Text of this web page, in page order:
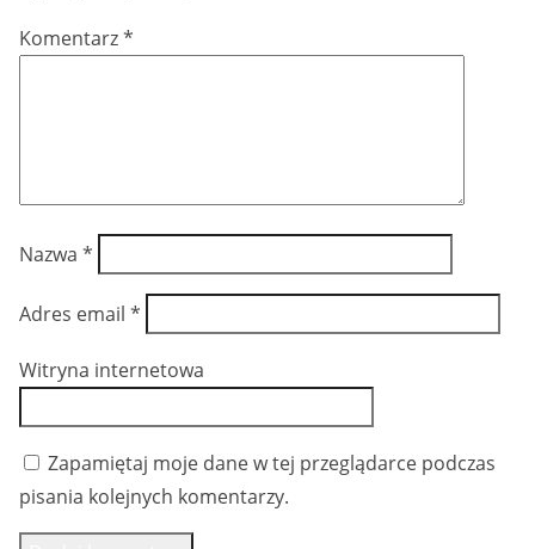
Komentarz*
Nazwa *
Adres email *
Witryna internetowa
Zapamiętaj moje dane w tej przeglądarce podczas
pisania kolejnych komentarzy.